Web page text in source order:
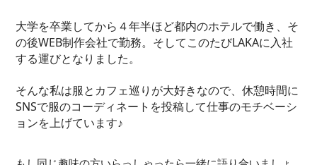
大学を卒業してから４年半ほど都内のホテルで働き、そ
の後WEB制作会社で勤務。そしてこのたびLAKAに入社
する運びとなりました。
そんな私は服とカフェ巡りが大好きなので、休憩時間に
SNSで服のコーディネートを投稿して仕事のモチベーシ
ョンを上げています♪